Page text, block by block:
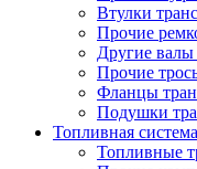
Втулки
Прочие
Другие валы
Прочие
Фланцы
Подушки
Топливная система
Топливные